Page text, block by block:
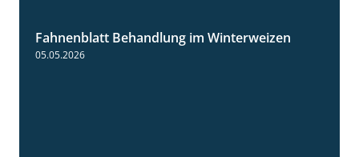
0:53
Fahnenblatt Behandlung im Winterweizen
05.05.2026